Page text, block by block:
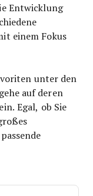
Entwicklung
einem Fokus
unter den
auf deren
Egal, ob Sie